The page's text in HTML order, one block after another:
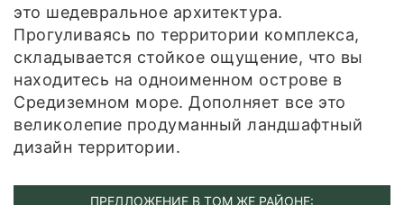
это шедевральное архитектура.
Прогуливаясь по территории комплекса,
складывается стойкое ощущение, что вы
находитесь на одноименном острове в
Средиземном море. Дополняет все это
великолепие продуманный ландшафтный
дизайн территории.
ПРЕДЛОЖЕНИЕ В ТОМ ЖЕ РАЙОНЕ: